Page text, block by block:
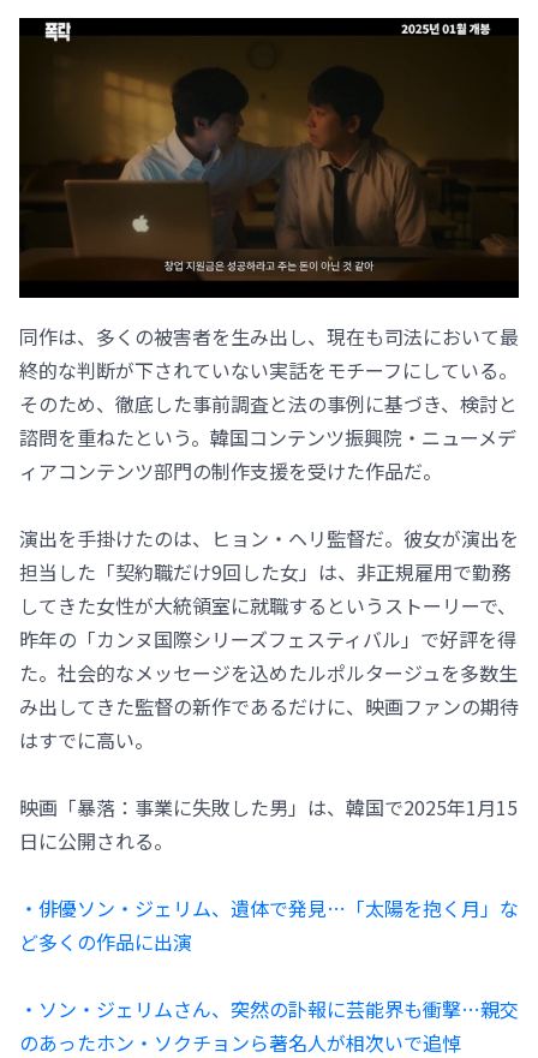
同作は、多くの被害者を生み出し、現在も司法において最
終的な判断が下されていない実話をモチーフにしている。
そのため、徹底した事前調査と法の事例に基づき、検討と
諮問を重ねたという。韓国コンテンツ振興院・ニューメデ
ィアコンテンツ部門の制作支援を受けた作品だ。
演出を手掛けたのは、ヒョン・ヘリ監督だ。彼女が演出を
担当した「契約職だけ9回した女」は、非正規雇用で勤務
してきた女性が大統領室に就職するというストーリーで、
昨年の「カンヌ国際シリーズフェスティバル」で好評を得
た。社会的なメッセージを込めたルポルタージュを多数生
み出してきた監督の新作であるだけに、映画ファンの期待
はすでに高い。
映画「暴落：事業に失敗した男」は、韓国で2025年1月15
日に公開される。
・俳優ソン・ジェリム、遺体で発見…「太陽を抱く月」な
ど多くの作品に出演
・ソン・ジェリムさん、突然の訃報に芸能界も衝撃…親交
のあったホン・ソクチョンら著名人が相次いで追悼